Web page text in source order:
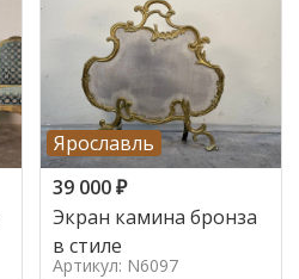
Ярославль
39 000₽
Экран камина бронза
в стиле
Артикул: N6097